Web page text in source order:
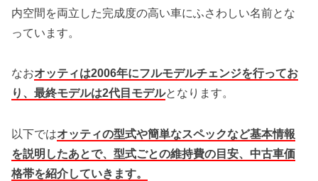
内空間を両立した完成度の高い車にふさわしい名前とな
っています。
なおオッティは2006年にフルモデルチェンジを行ってお
り、最終モデルは2代目モデルとなります。
以下ではオッティの型式や簡単なスペックなど基本情報
を説明したあとで、型式ごとの維持費の目安、中古車価
格帯を紹介していきます。